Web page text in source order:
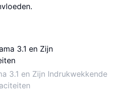
3.1 en Zijn Indrukwekkende